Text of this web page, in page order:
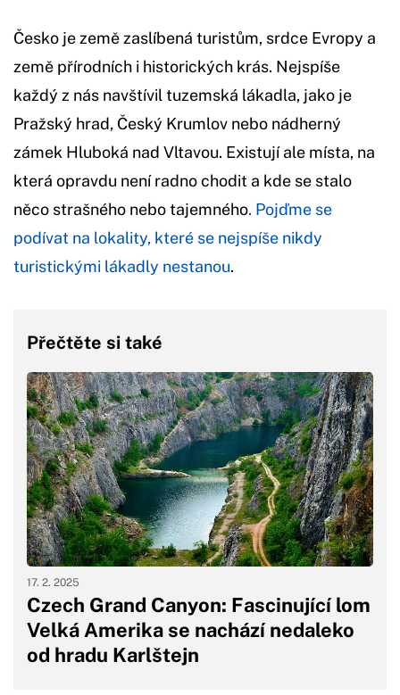
Česko je země zaslíbená turistům, srdce Evropy a
země přírodních i historických krás. Nejspíše
každý z nás navštívil tuzemská lákadla, jako je
Pražský hrad, Český Krumlov nebo nádherný
zámek Hluboká nad Vltavou. Existují ale místa, na
která opravdu není radno chodit a kde se stalo
něco strašného nebo tajemného. Pojďme se
podívat na lokality, které se nejspíše nikdy
turistickými lákadly nestanou.
Přečtěte si také
Czech Grand Canyon: Fascinující lom
Velká Amerika se nachází nedaleko
od hradu Karlštejn
17. 2. 2025